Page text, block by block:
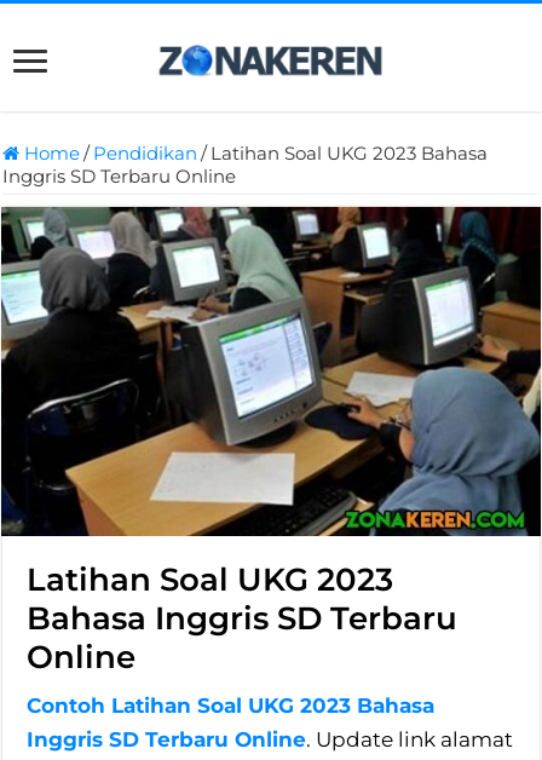
Home/Pendidikan /Latihan Soal UKG 2023 Bahasa
Inggris SD Terbaru Online
Latihan Soal UKG 2023
Bahasa Inggris SD Terbaru
Online
Contoh Latihan Soal UKG 2023 Bahasa
Inggris SD Terbaru Online. Update link alamat